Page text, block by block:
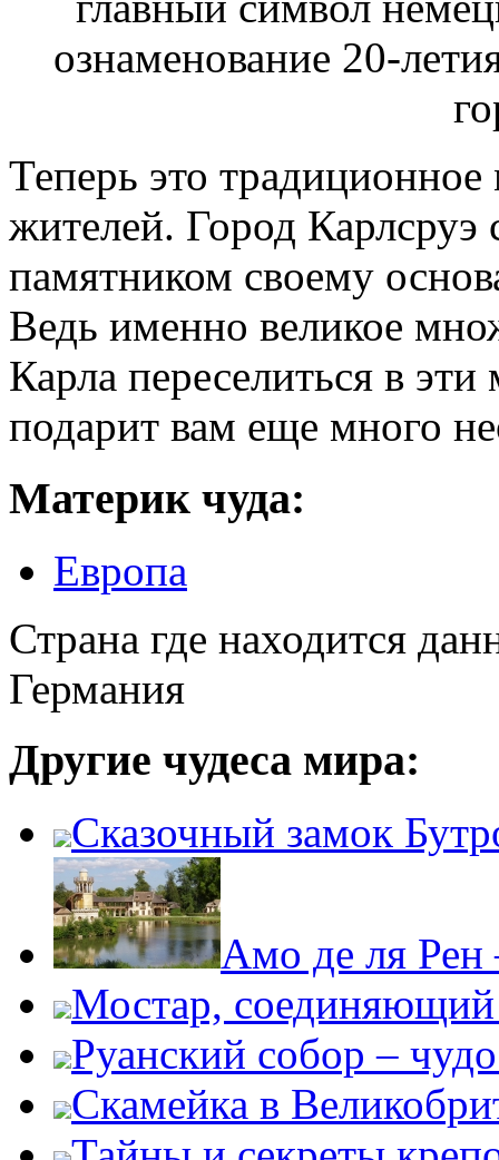
Теперь это
жителей. Город Карлсруэ
памятником своему
Ведь именно великое
Карла переселиться в
подарит вам еще много
Материк чуда:
Европа
Страна где находится
Германия
Другие чудеса мира:
Сказочный замок
Амо де ля Рен
Мостар, соединяющий
Руанский собор –
Скамейка в